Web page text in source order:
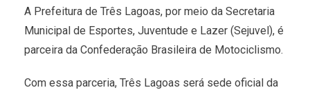
A Prefeitura de Três Lagoas, por meio da Secretaria
Municipal de Esportes, Juventude e Lazer (Sejuvel), é
parceira da Confederação Brasileira de Motociclismo.
Com essa parceria, Três Lagoas será sede oficial da